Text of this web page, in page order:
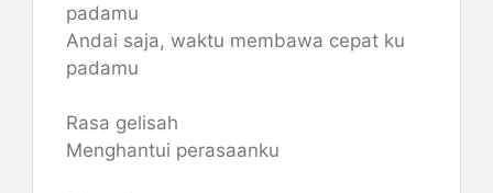
padamu
Andai saja, waktu membawa cepat ku
padamu
Rasa gelisah
Menghantui perasaanku